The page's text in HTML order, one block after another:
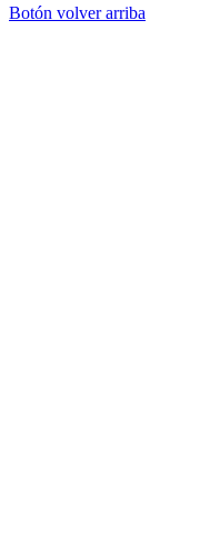
Botón volver arriba